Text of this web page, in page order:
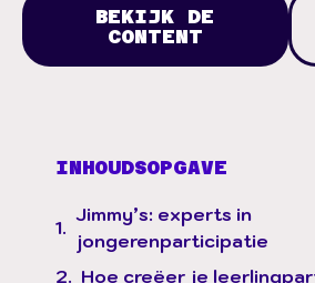
BEKIJK DE
CONTENT
INHOUDSOPGAVE
Jimmy’s: experts in
jongerenparticipatie
Hoe creëer je